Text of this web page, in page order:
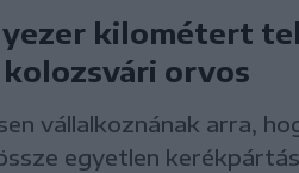
kilométert
kolozsvári orvos
vállalkoznának arra,
egyetlen